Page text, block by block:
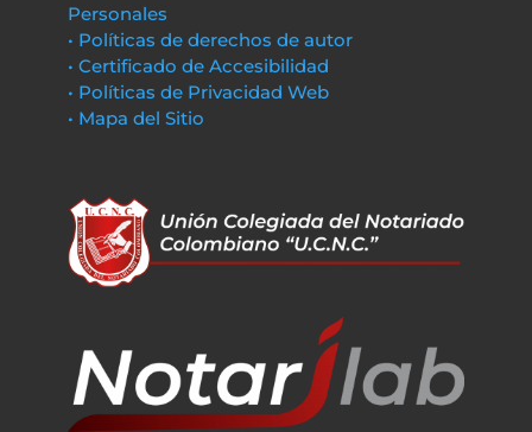
Personales
• Políticas de derechos de autor
• Certificado de Accesibilidad
• Políticas de Privacidad Web
• Mapa del Sitio